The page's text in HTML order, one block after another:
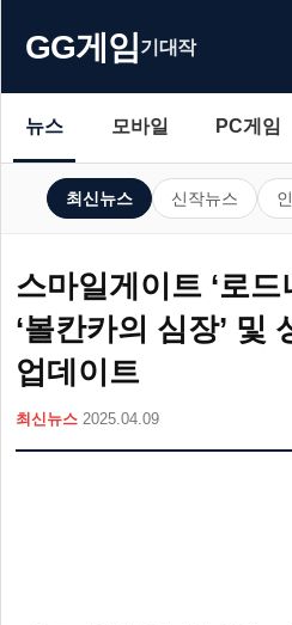
GG게임기대작
뉴스 모바일 PC게임
최신뉴스 신작뉴스
스마일게이트 ‘로드
‘볼칸카의 심장’ 및
업데이트
최신뉴스 2025.04.09